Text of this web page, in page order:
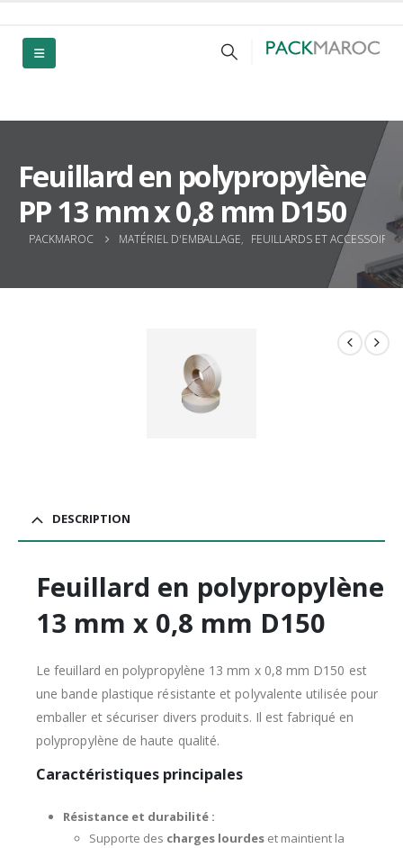
Feuillard en polypropylène
PP 13 mm x 0,8 mm D150
PACKMAROC MATÉRIEL D'EMBALLAGE, FEUILLARDS ET ACCESSOIRES
DESCRIPTION
Feuillard en polypropylène
13 mm x 0,8 mm D150
Le feuillard en polypropylène 13 mm x 0,8 mm D150 est
une bande plastique résistante et polyvalente utilisée pour
emballer et sécuriser divers produits. Il est fabriqué en
polypropylène de haute qualité.
Caractéristiques principales
Résistance et durabilité :
Supporte des charges lourdes et maintient la